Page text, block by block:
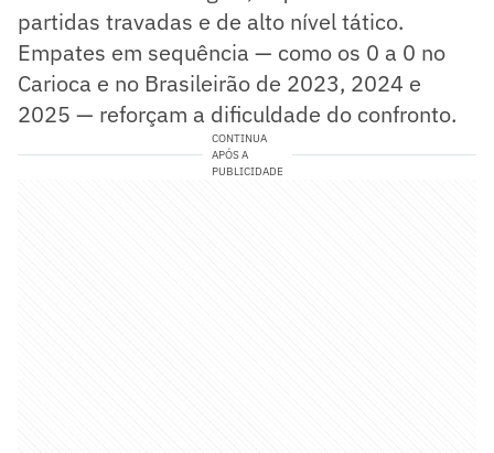
partidas travadas e de alto nível tático.
Empates em sequência — como os 0 a 0 no
Carioca e no Brasileirão de 2023, 2024 e
2025 — reforçam a dificuldade do confronto.
CONTINUA
APÓS A
PUBLICIDADE